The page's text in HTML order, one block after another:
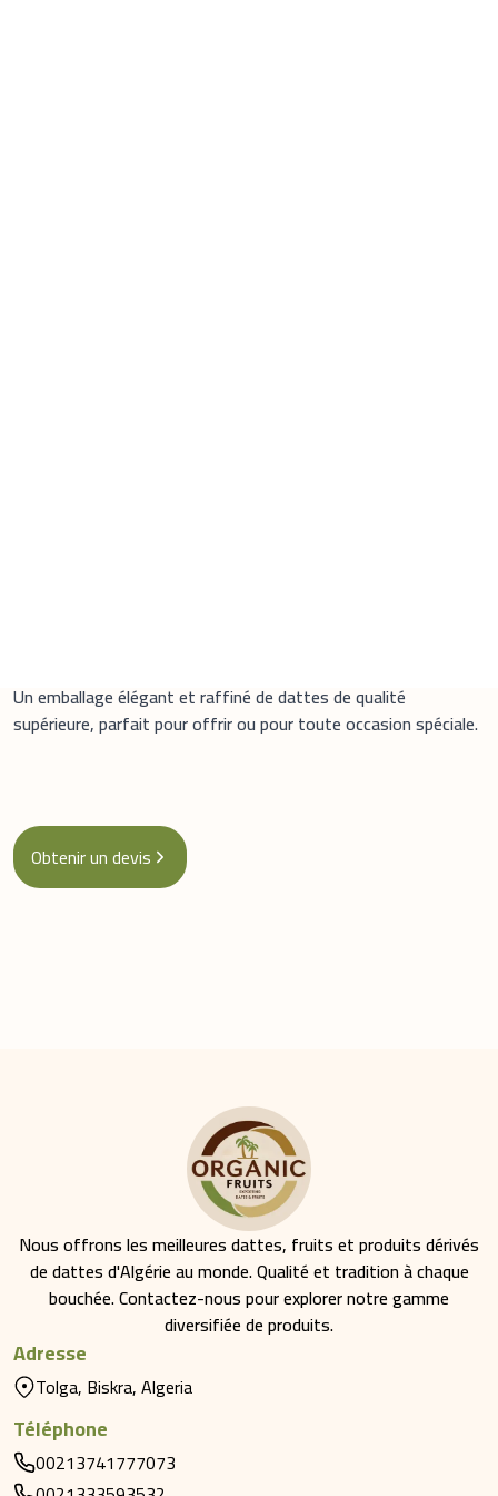
Un emballage élégant et raffiné de dattes de qualité
supérieure, parfait pour offrir ou pour toute occasion spéciale.
Obtenir un devis
Nous offrons les meilleures dattes, fruits et produits dérivés
de dattes d'Algérie au monde. Qualité et tradition à chaque
bouchée. Contactez-nous pour explorer notre gamme
diversifiée de produits.
Adresse
Tolga, Biskra, Algeria
Téléphone
00213741777073